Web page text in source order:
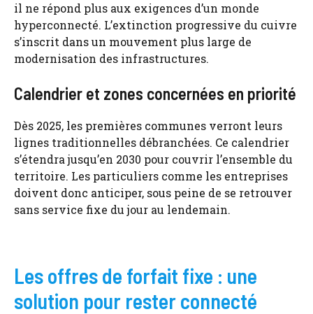
il ne répond plus aux exigences d’un monde
hyperconnecté. L’extinction progressive du cuivre
s’inscrit dans un mouvement plus large de
modernisation des infrastructures.
Calendrier et zones concernées en priorité
Dès 2025, les premières communes verront leurs
lignes traditionnelles débranchées. Ce calendrier
s’étendra jusqu’en 2030 pour couvrir l’ensemble du
territoire. Les particuliers comme les entreprises
doivent donc anticiper, sous peine de se retrouver
sans service fixe du jour au lendemain.
Les offres de forfait fixe : une
solution pour rester connecté